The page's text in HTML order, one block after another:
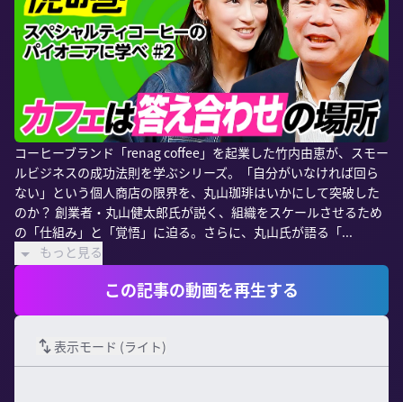
コーヒーブランド「renag coffee」を起業した竹内由恵が、スモー
ルビジネスの成功法則を学ぶシリーズ。「自分がいなければ回ら
ない」という個人商店の限界を、丸山珈琲はいかにして突破した
のか？ 創業者・丸山健太郎氏が説く、組織をスケールさせるため
の「仕組み」と「覚悟」に迫る。さらに、丸山氏が語る「...
もっと見る
この記事の動画を再生する
表示モード (ライト)